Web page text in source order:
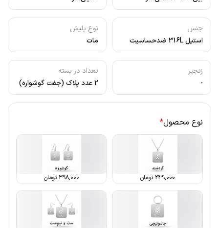
جنس
استیل 316L ضدحساسیت
نوع پلیش
مات
زنجیر
-
تعداد در بسته
2 عدد پلاک (جفت گوشواره)
نوع محصول*
249,000 تومان 398,000 تومان